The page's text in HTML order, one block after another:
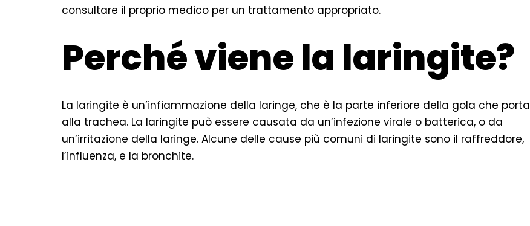
consultare il proprio medico per un trattamento appropriato.
Perché viene la laringite?
La laringite è un’infiammazione della laringe, che è la parte inferiore della gola che porta
alla trachea. La laringite può essere causata da un’infezione virale o batterica, o da
un’irritazione della laringe. Alcune delle cause più comuni di laringite sono il raffreddore,
l’influenza, e la bronchite.